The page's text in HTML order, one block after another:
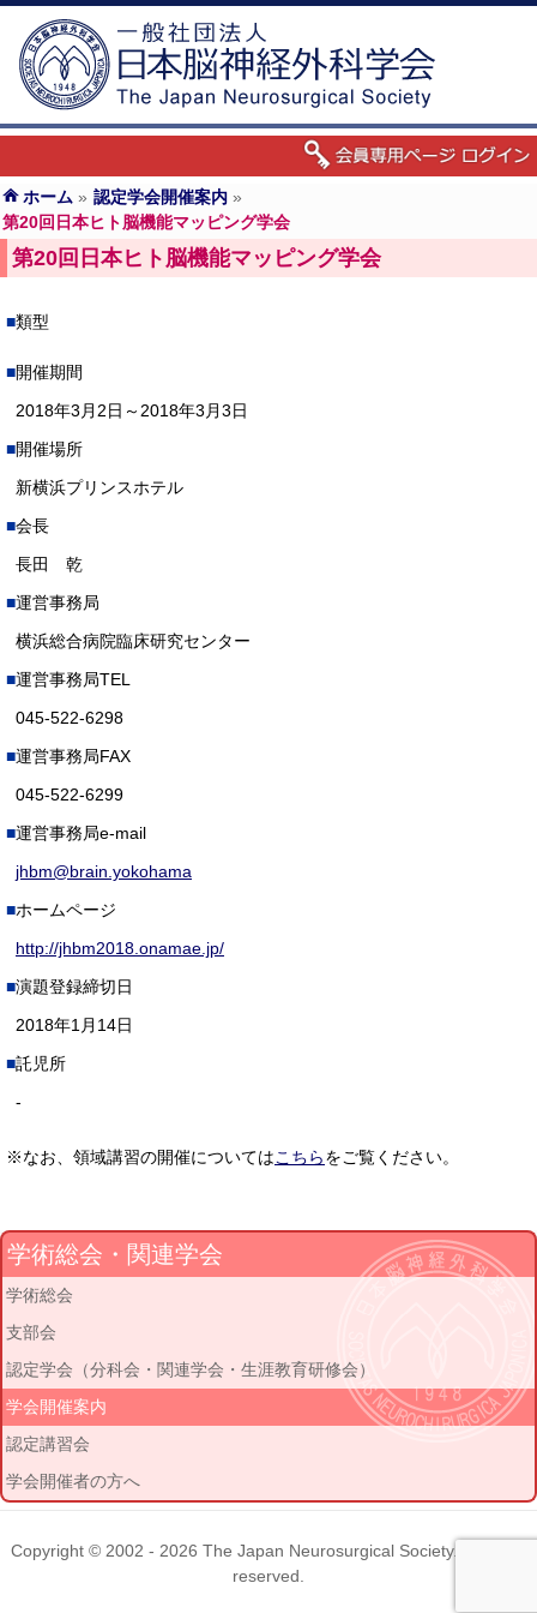
ホーム » 認定学会開催案内 »
第20回日本ヒト脳機能マッピング学会
第20回日本ヒト脳機能マッピング学会
類型
開催期間
2018年3月2日～2018年3月3日
開催場所
新横浜プリンスホテル
会長
長田 乾
運営事務局
横浜総合病院臨床研究センター
運営事務局TEL
045-522-6298
運営事務局FAX
045-522-6299
運営事務局e-mail
jhbm@brain.yokohama
ホームページ
http://jhbm2018.onamae.jp/
演題登録締切日
2018年1月14日
託児所
-
※なお、領域講習の開催についてはこちらをご覧ください。
学術総会・関連学会
学術総会
支部会
認定学会（分科会・関連学会・生涯教育研修会）
学会開催案内
認定講習会
学会開催者の方へ
Copyright © 2002 - 2026 The Japan Neurosurgical Society. All rights
reserved.